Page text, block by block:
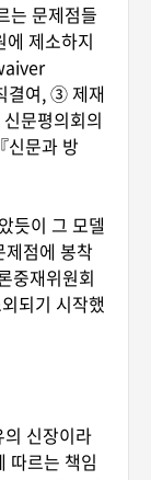
는 문제점들
제소하지
결여, ③ 제재
문평의회의
신문과 방
듯이 그 모델
점에 봉착
중재위원회
되기 시작했
신장이라
따르는 책임